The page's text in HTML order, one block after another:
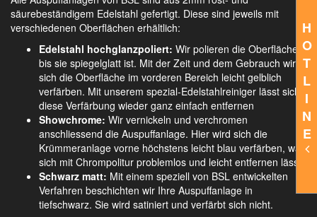
H
O
T
L
I
N
E
säurebeständigem Edelstahl gefertigt. Diese sind jeweils mit
verschiedenen Oberflächen erhältlich:
Edelstahl hochglanzpoliert: Wir polieren die Oberfläche,
bis sie spiegelglatt ist. Mit der Zeit und dem Gebrauch wird
sich die Oberfläche im vorderen Bereich leicht gelblich
verfärben. Mit unserem spezial-Edelstahlreiniger lässt sich
diese Verfärbung wieder ganz einfach entfernen
Showchrome: Wir vernickeln und verchromen
anschliessend die Auspuffanlage. Hier wird sich die
Krümmeranlage vorne höchstens leicht blau verfärben, was
sich mit Chrompolitur problemlos und leicht entfernen lässt.
Schwarz matt: Mit einem speziell von BSL entwickelten
Verfahren beschichten wir Ihre Auspuffanlage in
tiefschwarz. Sie wird satiniert und verfärbt sich nicht.